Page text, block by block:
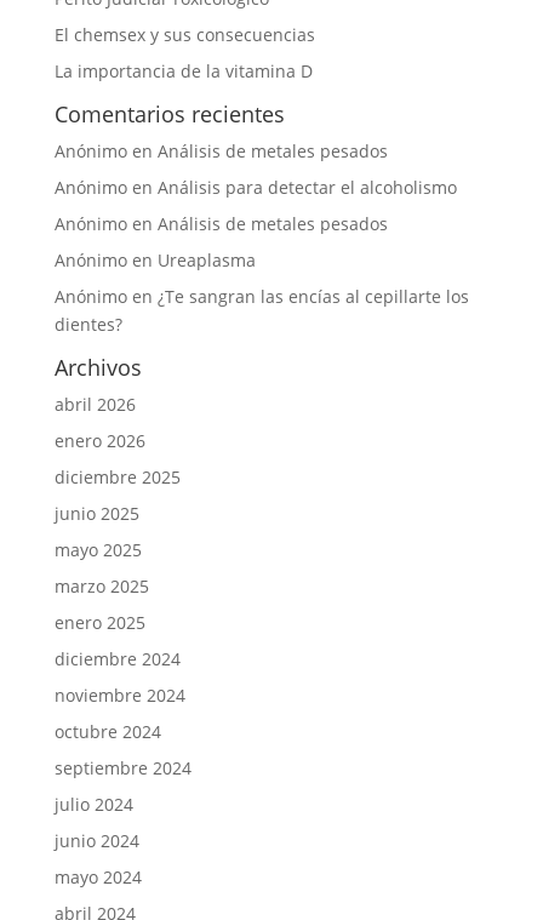
El chemsex y sus consecuencias
La importancia de la vitamina D
Comentarios recientes
Anónimoen Análisis de metales pesados
Anónimoen Análisis para detectar el alcoholismo
Anónimoen Análisis de metales pesados
Anónimoen Ureaplasma
Anónimoen ¿Te sangran las encías al cepillarte los
dientes?
Archivos
abril 2026
enero 2026
diciembre 2025
junio 2025
mayo 2025
marzo 2025
enero 2025
diciembre 2024
noviembre 2024
octubre 2024
septiembre 2024
julio 2024
junio 2024
mayo 2024
abril 2024